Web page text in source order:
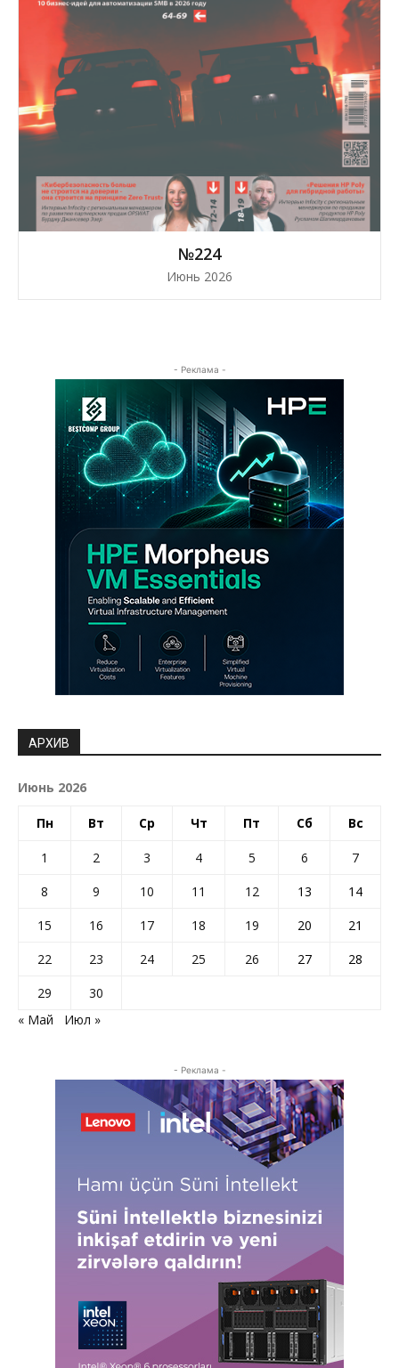
№224
Июнь 2026
- Реклама -
АРХИВ
Июнь 2026
Пн Вт Ср Чт Пт Сб Вс
1 2 3 4 5 6
7
8
9 10 11 12 13
14
15
16 17 18 19 20
21
22
23 24 25 26 27
28
29
30
« Май
Июл »
- Реклама -